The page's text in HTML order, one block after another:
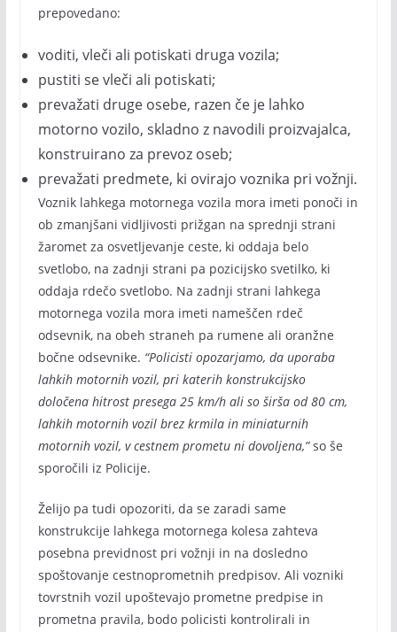
prepovedano:
voditi, vleči ali potiskati druga vozila;
pustiti se vleči ali potiskati;
prevažati druge osebe, razen če je lahko
motorno vozilo, skladno z navodili proizvajalca,
konstruirano za prevoz oseb;
prevažati predmete, ki ovirajo voznika pri vožnji.
Voznik lahkega motornega vozila mora imeti ponoči in
ob zmanjšani vidljivosti prižgan na sprednji strani
žaromet za osvetljevanje ceste, ki oddaja belo
svetlobo, na zadnji strani pa pozicijsko svetilko, ki
oddaja rdečo svetlobo. Na zadnji strani lahkega
motornega vozila mora imeti nameščen rdeč
odsevnik, na obeh straneh pa rumene ali oranžne
bočne odsevnike. “Policisti opozarjamo, da uporaba
lahkih motornih vozil, pri katerih konstrukcijsko
določena hitrost presega 25 km/h ali so širša od 80 cm,
lahkih motornih vozil brez krmila in miniaturnih
motornih vozil, v cestnem prometu ni dovoljena,”so še
sporočili iz Policije.
Želijo pa tudi opozoriti, da se zaradi same
konstrukcije lahkega motornega kolesa zahteva
posebna previdnost pri vožnji in na dosledno
spoštovanje cestnoprometnih predpisov. Ali vozniki
tovrstnih vozil upoštevajo prometne predpise in
prometna pravila, bodo policisti kontrolirali in